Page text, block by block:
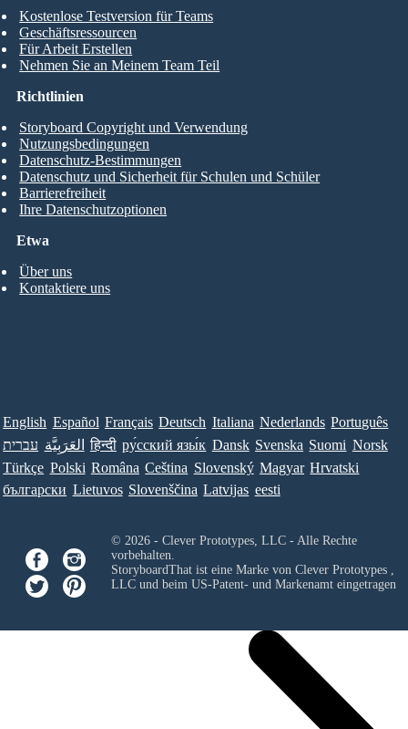
Kostenlose Testversion für Teams
Geschäftsressourcen
Für Arbeit Erstellen
Nehmen Sie an Meinem Team Teil
Etwa
Über uns
Kontaktiere uns
Richtlinien
Storyboard Copyright und Verwendung
Nutzungsbedingungen
Datenschutz-Bestimmungen
Datenschutz und Sicherheit für Schulen und Schüler
Barrierefreiheit
Ihre Datenschutzoptionen
English Español Français Deutsch Italiana Nederlands Português
עברית العَرَبِيَّة हिन्दी ру́сский язы́к Dansk Svenska Suomi Norsk
Türkçe Polski Româna Ceština Slovenský Magyar Hrvatski
български Lietuvos Slovenščina Latvijas eesti
© 2026 - Clever Prototypes, LLC - Alle Rechte
vorbehalten.
StoryboardThat ist eine Marke von Clever Prototypes ,
LLCund beim US-Patent- und Markenamt eingetragen